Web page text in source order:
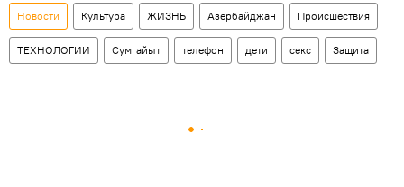
Новости Культура ЖИЗНЬ Азербайджан Происшествия
ТЕХНОЛОГИИ Сумгайыт телефон дети секс Защита